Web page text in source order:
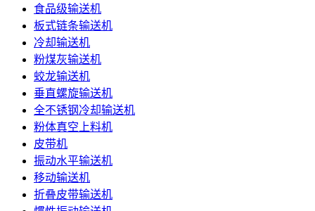
食品级输送机
板式链条输送机
冷却输送机
粉煤灰输送机
蛟龙输送机
垂直螺旋输送机
全不锈钢冷却输送机
粉体真空上料机
皮带机
振动水平输送机
移动输送机
折叠皮带输送机